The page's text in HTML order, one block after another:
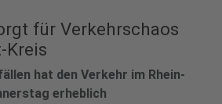
für Verkehrschaos
Kreis
hat den Verkehr im Rhein-
erheblich